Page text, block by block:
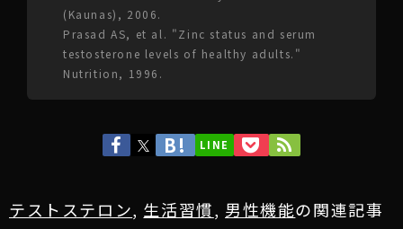
(Kaunas), 2006.
Prasad AS, et al. "Zinc status and serum
testosterone levels of healthy adults."
Nutrition, 1996.
LINE
テストステロン, 生活習慣, 男性機能の関連記事